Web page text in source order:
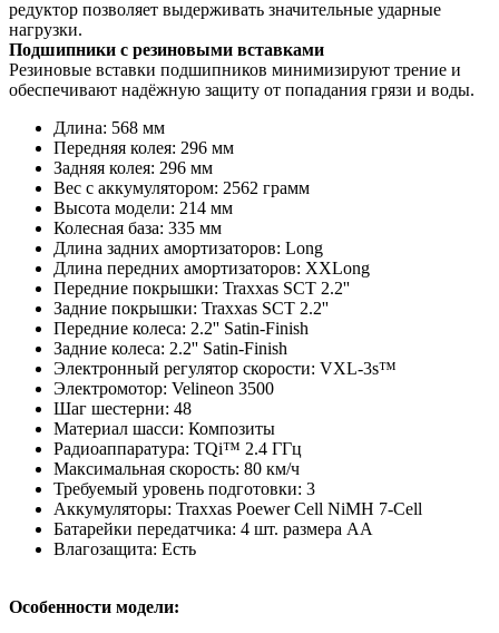
редуктор позволяет выдерживать значительные ударные
нагрузки.
Подшипники с резиновыми вставками
Резиновые вставки подшипников минимизируют трение и
обеспечивают надёжную защиту от попадания грязи и воды.
Длина: 568 мм
Передняя колея: 296 мм
Задняя колея: 296 мм
Вес с аккумулятором: 2562 грамм
Высота модели: 214 мм
Колесная база: 335 мм
Длина задних амортизаторов: Long
Длина передних амортизаторов: XXLong
Передние покрышки: Traxxas SCT 2.2''
Задние покрышки: Traxxas SCT 2.2''
Передние колеса: 2.2'' Satin-Finish
Задние колеса: 2.2'' Satin-Finish
Электронный регулятор скорости: VXL-3s™
Электромотор: Velineon 3500
Шаг шестерни: 48
Материал шасси: Композиты
Радиоаппаратура: TQi™ 2.4 ГГц
Максимальная скорость: 80 км/ч
Требуемый уровень подготовки: 3
Аккумуляторы: Traxxas Poewer Сell NiMH 7-Cell
Батарейки передатчика: 4 шт. размера АА
Влагозащита: Есть
Особенности модели: